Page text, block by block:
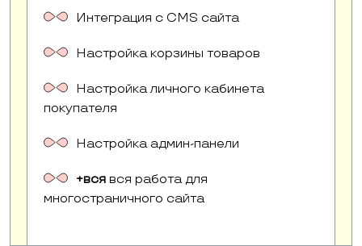
Интеграция с CMS сайта
Настройка корзины товаров
Настройка личного кабинета
покупателя
Настройка админ-панели
+вся вся работа для
многостраничного сайта